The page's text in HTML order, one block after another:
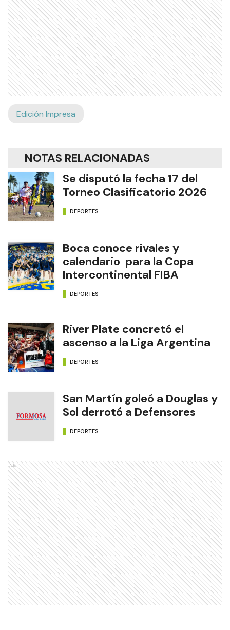
Edición Impresa
NOTAS RELACIONADAS
Se disputó la fecha 17 del
Torneo Clasificatorio 2026
DEPORTES
Boca conoce rivales y
calendario para la Copa
Intercontinental FIBA
DEPORTES
River Plate concretó el
ascenso a la Liga Argentina
DEPORTES
San Martín goleó a Douglas y
Sol derrotó a Defensores
DEPORTES
Ads